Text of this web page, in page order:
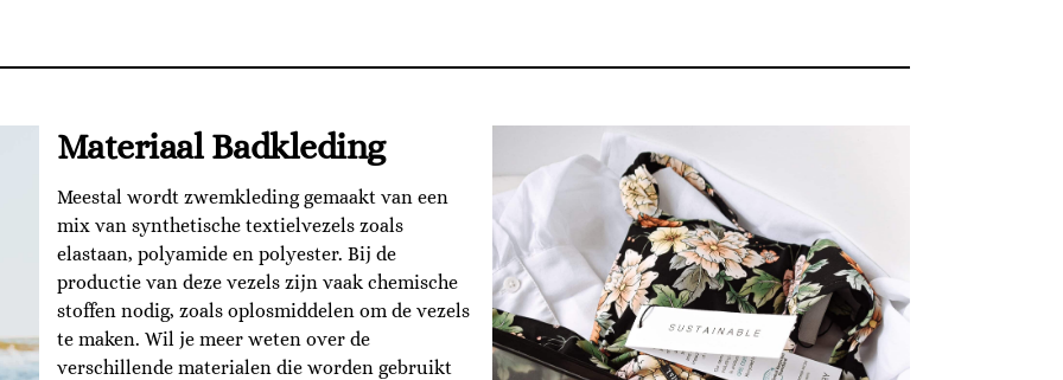
Materiaal Badkleding
Meestal wordt zwemkleding gemaakt van een
mix van synthetische textielvezels zoals
elastaan, polyamide en polyester. Bij de
productie van deze vezels zijn vaak chemische
stoffen nodig, zoals oplosmiddelen om de vezels
te maken. Wil je meer weten over de
verschillende materialen die worden gebruikt